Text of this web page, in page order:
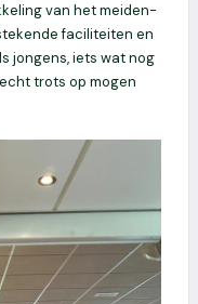
van het meiden-
faciliteiten en
jongens, iets wat nog
trots op mogen